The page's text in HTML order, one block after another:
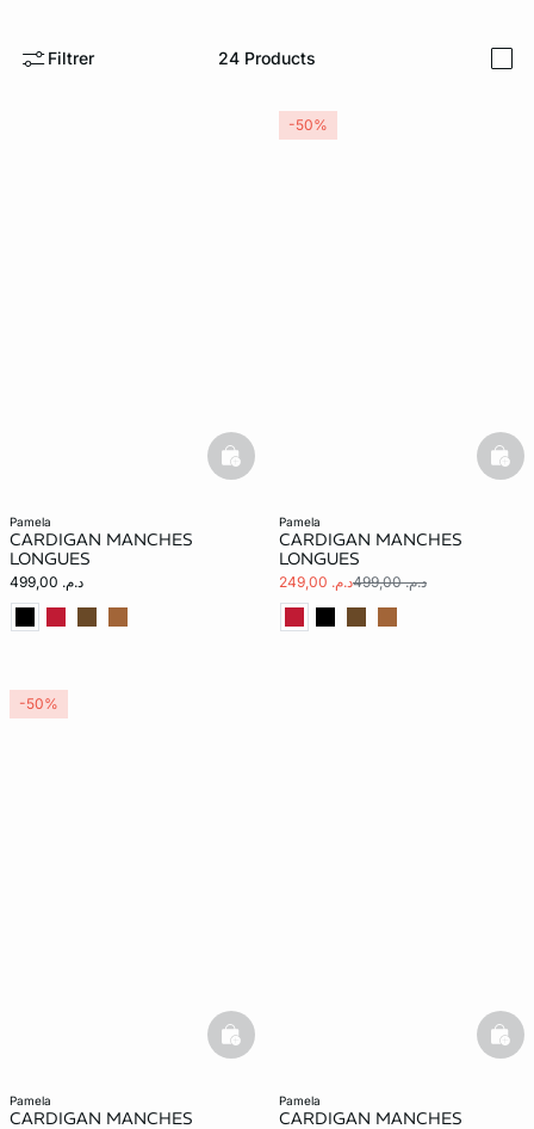
Filtrer 24 Products
pamela
CARDIGAN MANCHES
LONGUES
د.م. 499,00
basketfull
pamela
CARDIGAN MANCHES
LONGUES
د.م. 249,00 د.م. 499,00
-50%
pamela
CARDIGAN MANCHES
basketfull
-50%
pamela
CARDIGAN MANCHES